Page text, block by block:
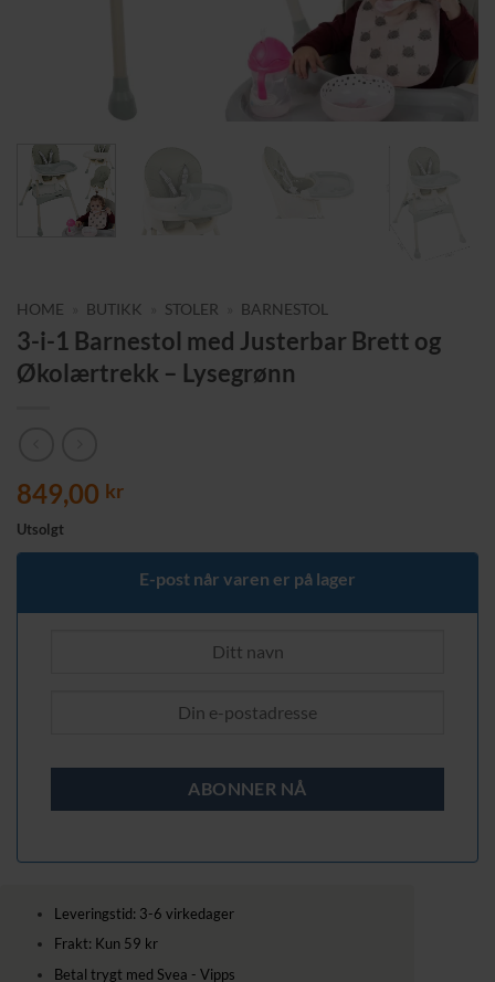
HOME BUTIKK STOLER BARNESTOL
3-i-1 Barnestol med Justerbar Brett og
Økolærtrekk – Lysegrønn
849,00 kr
Utsolgt
E-post når varen er på lager
Leveringstid: 3-6 virkedager
Frakt: Kun 59 kr
Betal trygt med Svea - Vipps